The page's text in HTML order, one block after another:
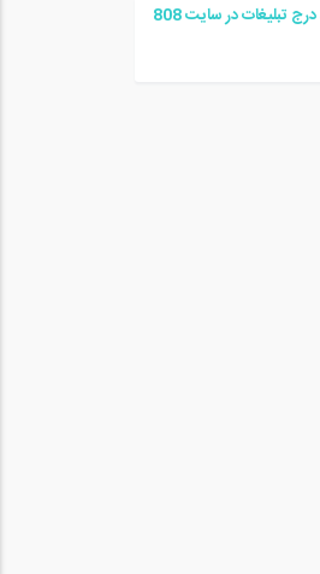
تبلیغات در سایت 808